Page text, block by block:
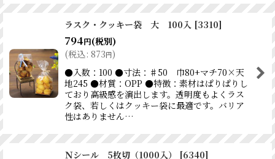
ラスク・クッキー袋 大 100入 [3310]
794円(税別)
(税込: 873円)
●入数：100 ●寸法：♯50 巾80+マチ70×天
地245 ●材質：OPP ●特徴：素材はぱりぱりし
ており高級感を演出します。透明度もよくラス
ク袋、若しくはクッキー袋に最適です。バリア
性はありません…
Ｎシール 5枚切（1000入） [6340]